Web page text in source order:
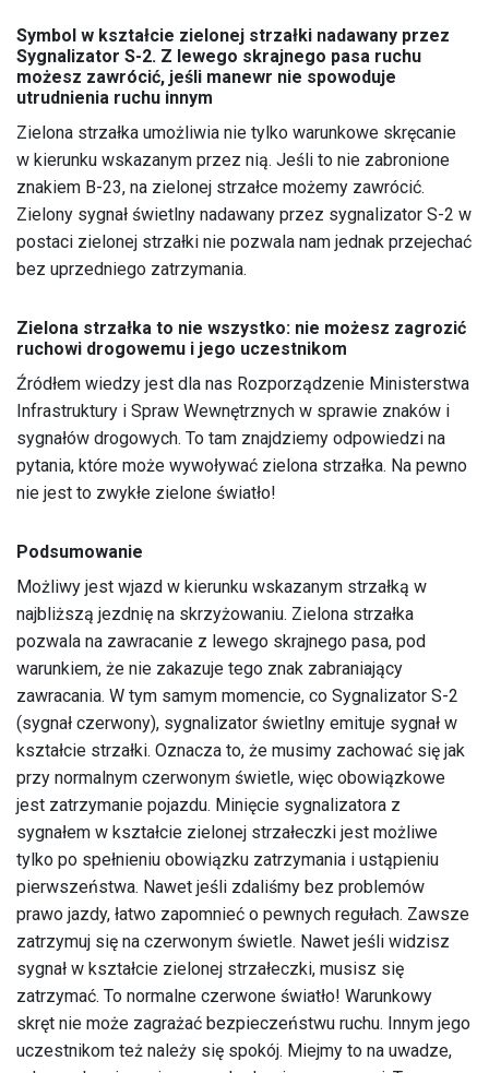
Symbol w kształcie zielonej strzałki nadawany przez
Sygnalizator S-2. Z lewego skrajnego pasa ruchu
możesz zawrócić, jeśli manewr nie spowoduje
utrudnienia ruchu innym
Zielona strzałka umożliwia nie tylko warunkowe skręcanie
w kierunku wskazanym przez nią. Jeśli to nie zabronione
znakiem B-23, na zielonej strzałce możemy zawrócić.
Zielony sygnał świetlny nadawany przez sygnalizator S-2 w
postaci zielonej strzałki nie pozwala nam jednak przejechać
bez uprzedniego zatrzymania.
Zielona strzałka to nie wszystko: nie możesz zagrozić
ruchowi drogowemu i jego uczestnikom
Źródłem wiedzy jest dla nas Rozporządzenie Ministerstwa
Infrastruktury i Spraw Wewnętrznych w sprawie znaków i
sygnałów drogowych. To tam znajdziemy odpowiedzi na
pytania, które może wywoływać zielona strzałka. Na pewno
nie jest to zwykłe zielone światło!
Podsumowanie
Możliwy jest wjazd w kierunku wskazanym strzałką w
najbliższą jezdnię na skrzyżowaniu. Zielona strzałka
pozwala na zawracanie z lewego skrajnego pasa, pod
warunkiem, że nie zakazuje tego znak zabraniający
zawracania. W tym samym momencie, co Sygnalizator S-2
(sygnał czerwony), sygnalizator świetlny emituje sygnał w
kształcie strzałki. Oznacza to, że musimy zachować się jak
przy normalnym czerwonym świetle, więc obowiązkowe
jest zatrzymanie pojazdu. Minięcie sygnalizatora z
sygnałem w kształcie zielonej strzałeczki jest możliwe
tylko po spełnieniu obowiązku zatrzymania i ustąpieniu
pierwszeństwa. Nawet jeśli zdaliśmy bez problemów
prawo jazdy, łatwo zapomnieć o pewnych regułach. Zawsze
zatrzymuj się na czerwonym świetle. Nawet jeśli widzisz
sygnał w kształcie zielonej strzałeczki, musisz się
zatrzymać. To normalne czerwone światło! Warunkowy
skręt nie może zagrażać bezpieczeństwu ruchu. Innym jego
uczestnikom też należy się spokój. Miejmy to na uwadze,